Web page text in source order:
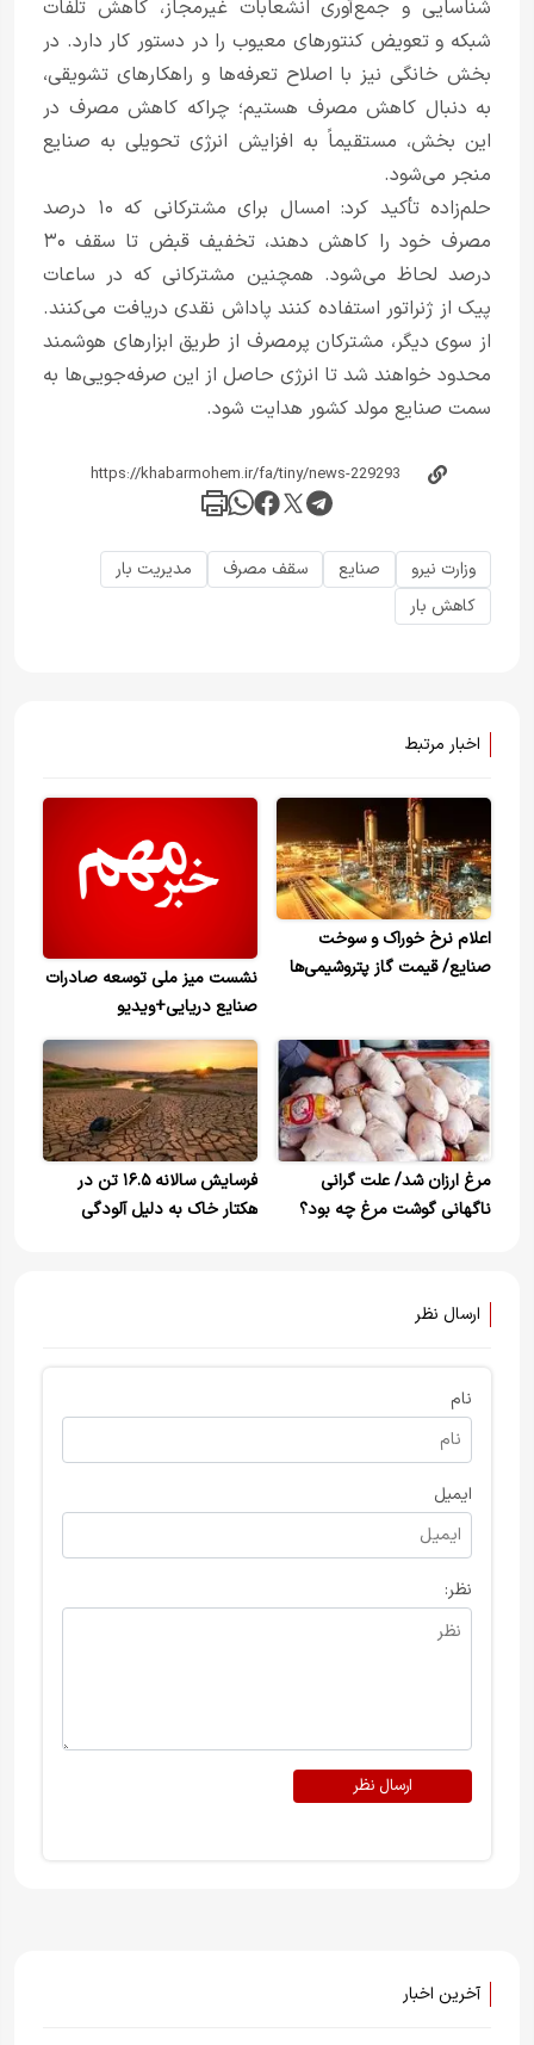
شناسایی و جمع‌آوری انشعابات غیرمجاز، کاهش تلفات
شبکه و تعویض کنتورهای معیوب را در دستور کار دارد. در
بخش خانگی نیز با اصلاح تعرفه‌ها و راهکارهای تشویقی،
به دنبال کاهش مصرف هستیم؛ چراکه کاهش مصرف در
این بخش، مستقیماً به افزایش انرژی تحویلی به صنایع
منجر می‌شود.
حلم‌زاده تأکید کرد: امسال برای مشترکانی که ۱۰ درصد
مصرف خود را کاهش دهند، تخفیف قبض تا سقف ۳۰
درصد لحاظ می‌شود. همچنین مشترکانی که در ساعات
پیک از ژنراتور استفاده کنند پاداش نقدی دریافت می‌کنند.
از سوی دیگر، مشترکان پرمصرف از طریق ابزارهای هوشمند
محدود خواهند شد تا انرژی حاصل از این صرفه‌جویی‌ها به
سمت صنایع مولد کشور هدایت شود.
وزارت نیرو صنایع سقف مصرف
مدیریت بار
کاهش بار
اخبار مرتبط
اعلام نرخ خوراک و سوخت
صنایع/ قیمت گاز پتروشیمی‌ها
نشست میز ملی توسعه صادرات
صنایع دریایی+ویدیو
مرغ ارزان شد/ علت گرانی
ناگهانی گوشت مرغ چه بود؟​
فرسایش سالانه ۱۶.۵ تن در
هکتار خاک به دلیل آلودگی
ارسال نظر
نام
ایمیل
نظر:
ارسال نظر
آخرین اخبار